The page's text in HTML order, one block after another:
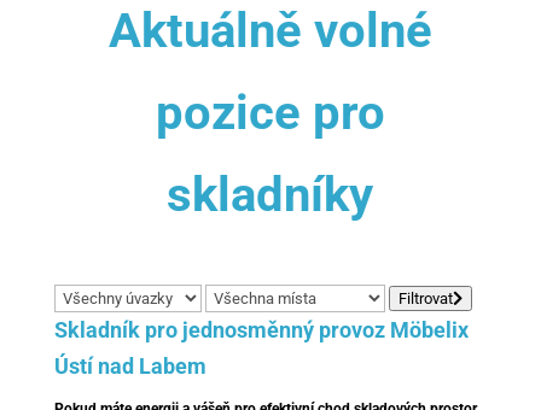
Aktuálně volné
pozice pro
skladníky
Filtrovat
Skladník pro jednosměnný provoz Möbelix
Ústí nad Labem